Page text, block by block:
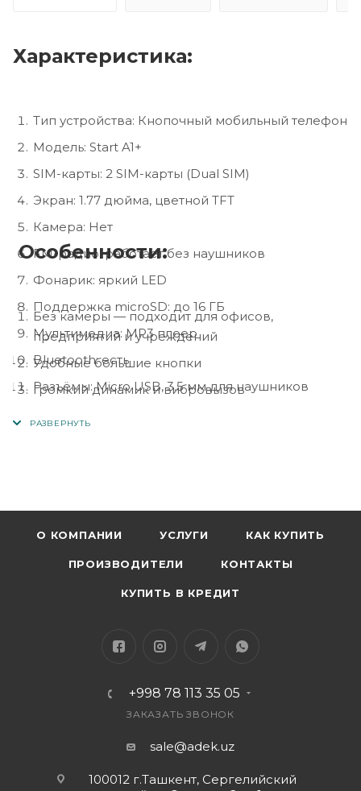
Характеристика:
Тип устройства: Кнопочный мобильный телефон
Модель: Start A1+
SIM-карты: 2 SIM-карты (Dual SIM)
Экран: 1.77 дюйма, цветной TFT
Камера: Нет
FM-радио: работает без наушников
Фонарик: яркий LED
Поддержка microSD: до 16 ГБ
Мультимедиа: MP3 плеер
Bluetooth: есть
Разъёмы: Micro USB, 3.5 мм для наушников
Особенности:
Без камеры — подходит для офисов,
предприятий и учреждений
Удобные большие кнопки
Громкий динамик и вибровызов
О КОМПАНИИ УСЛУГИ КАК КУПИТЬ
ПРОИЗВОДИТЕЛИ КОНТАКТЫ
КУПИТЬ В КРЕДИТ
+998 78 113 35 05
ЗАКАЗАТЬ ЗВОНОК
sale@adek.uz
100012 г.Ташкент, Сергелийский